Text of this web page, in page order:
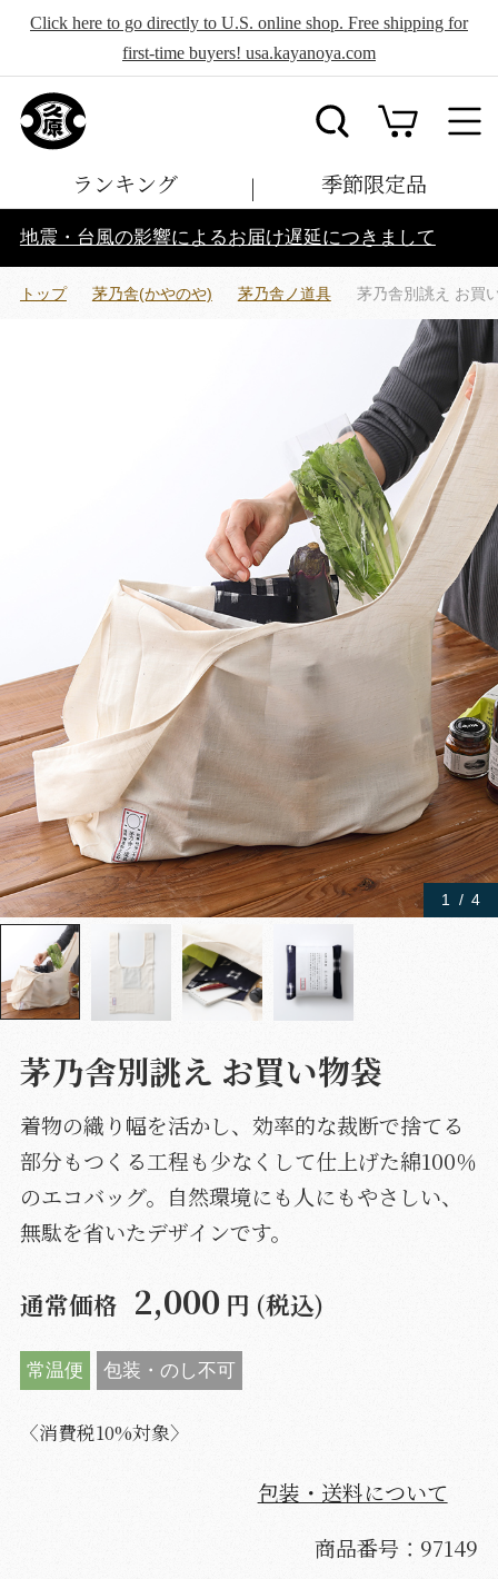
Click here to go directly to U.S. online shop. Free shipping for
first-time buyers! usa.kayanoya.com
ランキング 季節限定品
地震・台風の影響によるお届け遅延につきまして
トップ 茅乃舎(かやのや) 茅乃舎ノ道具 茅乃舎別誂え お買
1 / 4
茅乃舎別誂え お買い物袋
着物の織り幅を活かし、効率的な裁断で捨てる
部分もつくる工程も少なくして仕上げた綿100％
のエコバッグ。自然環境にも人にもやさしい、
無駄を省いたデザインです。
通常価格 2,000 円 (税込)
常温便 包装・のし不可
〈消費税10%対象〉
包装・送料について
商品番号：97149